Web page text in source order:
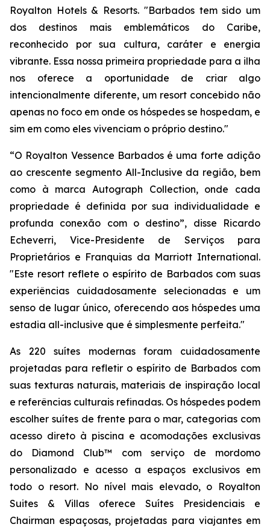
Royalton Hotels & Resorts. "Barbados tem sido um
dos destinos mais emblemáticos do Caribe,
reconhecido por sua cultura, caráter e energia
vibrante. Essa nossa primeira propriedade para a ilha
nos oferece a oportunidade de criar algo
intencionalmente diferente, um resort concebido não
apenas no foco em onde os hóspedes se hospedam, e
sim em como eles vivenciam o próprio destino."
“O Royalton Vessence Barbados é uma forte adição
ao crescente segmento All-Inclusive da região, bem
como à marca Autograph Collection, onde cada
propriedade é definida por sua individualidade e
profunda conexão com o destino”, disse Ricardo
Echeverri, Vice-Presidente de Serviços para
Proprietários e Franquias da Marriott International.
"Este resort reflete o espírito de Barbados com suas
experiências cuidadosamente selecionadas e um
senso de lugar único, oferecendo aos hóspedes uma
estadia all-inclusive que é simplesmente perfeita."
As 220 suítes modernas foram cuidadosamente
projetadas para refletir o espírito de Barbados com
suas texturas naturais, materiais de inspiração local
e referências culturais refinadas. Os hóspedes podem
escolher suítes de frente para o mar, categorias com
acesso direto à piscina e acomodações exclusivas
do Diamond Club™ com serviço de mordomo
personalizado e acesso a espaços exclusivos em
todo o resort. No nível mais elevado, o Royalton
Suites & Villas oferece Suítes Presidenciais e
Chairman espaçosas, projetadas para viajantes em